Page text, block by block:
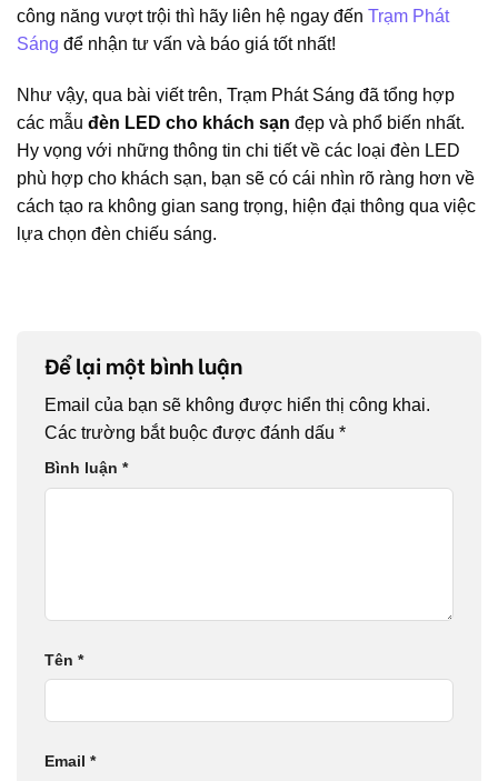
công năng vượt trội thì hãy liên hệ ngay đến Trạm Phát
Sáng để nhận tư vấn và báo giá tốt nhất!
Như vậy, qua bài viết trên, Trạm Phát Sáng đã tổng hợp
các mẫu đèn LED cho khách sạn đẹp và phổ biến nhất.
Hy vọng với những thông tin chi tiết về các loại đèn LED
phù hợp cho khách sạn, bạn sẽ có cái nhìn rõ ràng hơn về
cách tạo ra không gian sang trọng, hiện đại thông qua việc
lựa chọn đèn chiếu sáng.
Để lại một bình luận
Email của bạn sẽ không được hiển thị công khai.
Các trường bắt buộc được đánh dấu *
Bình luận *
Tên *
Email *